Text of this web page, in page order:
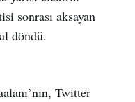
sonrası aksayan
döndü.
Twitter